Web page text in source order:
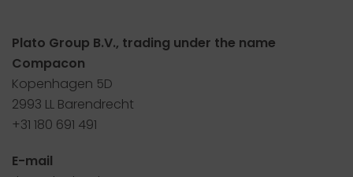
Plato Group B.V., trading under the name
Compacon
Kopenhagen 5D
2993 LL Barendrecht
+31 180 691 491
E-mail